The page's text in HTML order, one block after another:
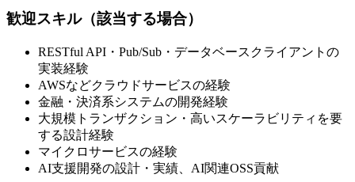
歓迎スキル（該当する場合）
RESTful API・Pub/Sub・データベースクライアントの
実装経験
AWSなどクラウドサービスの経験
金融・決済系システムの開発経験
大規模トランザクション・高いスケーラビリティを要
する設計経験
マイクロサービスの経験
AI支援開発の設計・実績、AI関連OSS貢献